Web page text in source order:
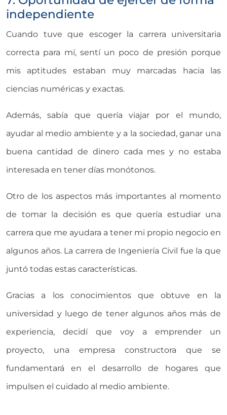
independiente
Cuando tuve que escoger la carrera universitaria
correcta para mí, sentí un poco de presión porque
mis aptitudes estaban muy marcadas hacia las
ciencias numéricas y exactas.
Además, sabía que quería viajar por el mundo,
ayudar al medio ambiente y a la sociedad, ganar una
buena cantidad de dinero cada mes y no estaba
interesada en tener días monótonos.
Otro de los aspectos más importantes al momento
de tomar la decisión es que quería estudiar una
carrera que me ayudara a tener mi propio negocio en
algunos años. La carrera de Ingeniería Civil fue la que
juntó todas estas características.
Gracias a los conocimientos que obtuve en la
universidad y luego de tener algunos años más de
experiencia, decidí que voy a emprender un
proyecto, una empresa constructora que se
fundamentará en el desarrollo de hogares que
impulsen el cuidado al medio ambiente.